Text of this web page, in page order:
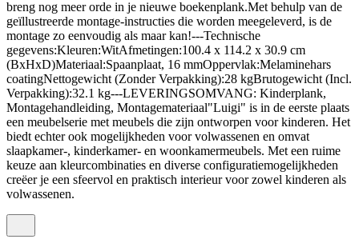
breng nog meer orde in je nieuwe boekenplank.Met behulp van de
geïllustreerde montage-instructies die worden meegeleverd, is de
montage zo eenvoudig als maar kan!---Technische
gegevens:Kleuren:WitAfmetingen:100.4 x 114.2 x 30.9 cm
(BxHxD)Materiaal:Spaanplaat, 16 mmOppervlak:Melaminehars
coatingNettogewicht (Zonder Verpakking):28 kgBrutogewicht (Incl.
Verpakking):32.1 kg---LEVERINGSOMVANG: Kinderplank,
Montagehandleiding, Montagemateriaal"Luigi" is in de eerste plaats
een meubelserie met meubels die zijn ontworpen voor kinderen. Het
biedt echter ook mogelijkheden voor volwassenen en omvat
slaapkamer-, kinderkamer- en woonkamermeubels. Met een ruime
keuze aan kleurcombinaties en diverse configuratiemogelijkheden
creëer je een sfeervol en praktisch interieur voor zowel kinderen als
volwassenen.